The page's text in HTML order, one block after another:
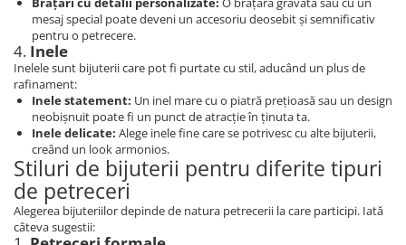
mesaj special poate deveni un accesoriu deosebit și semnificativ
pentru o petrecere.
4. Inele
Inelele sunt bijuterii care pot fi purtate cu stil, aducând un plus de
rafinament:
Inele statement: Un inel mare cu o piatră prețioasă sau un design
neobișnuit poate fi un punct de atracție în ținuta ta.
Inele delicate: Alege inele fine care se potrivesc cu alte bijuterii,
creând un look armonios.
Stiluri de bijuterii pentru diferite tipuri
de petreceri
Alegerea bijuteriilor depinde de natura petrecerii la care participi. Iată
câteva sugestii: